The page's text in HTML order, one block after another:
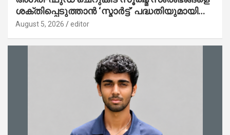
ശക്തിപ്പെടുത്താന്‍ ‘സ്മാര്‍ട്ട്’ പദ്ധതിയുമായി
കേര; ലോഗോ മുഖ്യമന്ത്രി പ്രകാശനം
August 5, 2026 editor